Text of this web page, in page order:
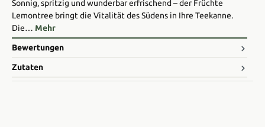
Sonnig, spritzig und wunderbar erfrischend – der Früchte
Lemontree bringt die Vitalität des Südens in Ihre Teekanne.
Die… Mehr
Bewertungen
Zutaten